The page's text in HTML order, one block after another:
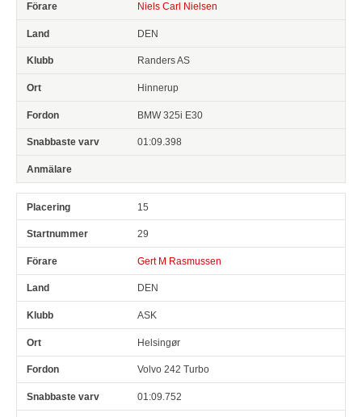
Niels Carl Nielsen
DEN
Randers AS
Hinnerup
BMW 325i E30
01:09.398
15
29
Gert M Rasmussen
DEN
ASK
Helsingør
Volvo 242 Turbo
01:09.752